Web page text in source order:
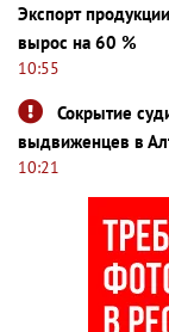
Экспорт
вырос на 60 %
10:55
Сокрытие
выдвиженцев в
10:21